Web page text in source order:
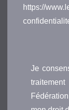
https://
Je